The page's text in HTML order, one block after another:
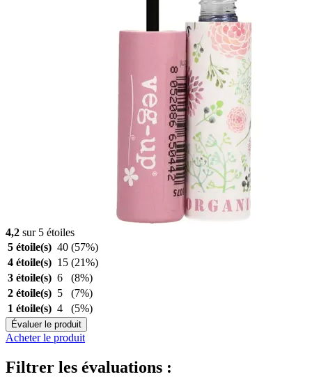
4,2 sur 5 étoiles
5 étoile(s) 40 (57%)
4 étoile(s) 15 (21%)
3 étoile(s) 6
(8%)
2 étoile(s) 5
(7%)
1 étoile(s) 4 (5%)
Évaluer le produit
Acheter le produit
Filtrer les évaluations :